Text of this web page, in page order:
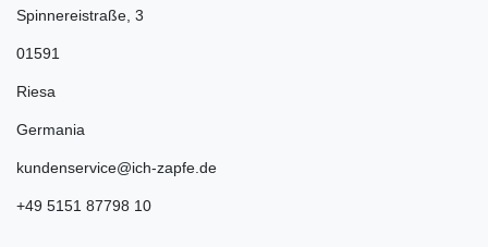
Spinnereistraße 3
01591
Riesa
Germania
kundenservice@ich-zapfe.de
+49 5151 87798 10